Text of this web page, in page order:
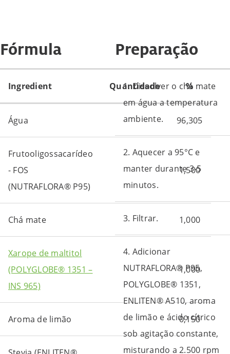
Fórmula
Ingredient Quantidade %
Água 96,305
Frutooligossacarídeo
- FOS
(NUTRAFLORA® P95)
1,500
Chá mate 1,000
Xarope de maltitol
(POLYGLOBE® 1351 –
INS 965)
1,000
Aroma de limão 0,150
Preparação
1. Dissolver o chá mate
em água a temperatura
ambiente.
2. Aquecer a 95°C e
manter durante 3-5
minutos.
3. Filtrar.
4. Adicionar
NUTRAFLORA® P95,
POLYGLOBE® 1351,
ENLITEN® A510, aroma
de limão e ácido cítrico
sob agitação constante,
misturando a 2.500 rpm